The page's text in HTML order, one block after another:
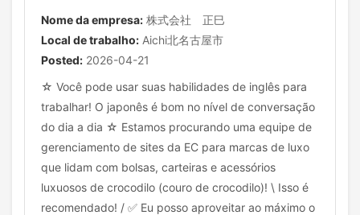
Nome da empresa: 株式会社 正巳
Local de trabalho: Aichi北名古屋市
Posted: 2026-04-21
☆ Você pode usar suas habilidades de inglês para
trabalhar! O japonês é bom no nível de conversação
do dia a dia ☆ Estamos procurando uma equipe de
gerenciamento de sites da EC para marcas de luxo
que lidam com bolsas, carteiras e acessórios
luxuosos de crocodilo (couro de crocodilo)! \ Isso é
recomendado! / ✅ Eu posso aproveitar ao máximo o